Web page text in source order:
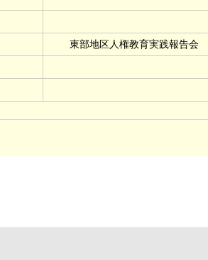
東部地区人権教育実践報告会